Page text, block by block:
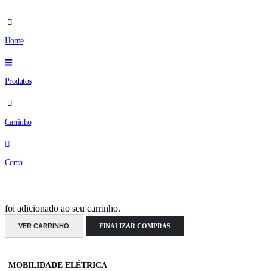
Home
Produtos
Carrinho
Conta
foi adicionado ao seu carrinho.
VER CARRINHO FINALIZAR COMPRAS
MOBILIDADE ELÉTRICA